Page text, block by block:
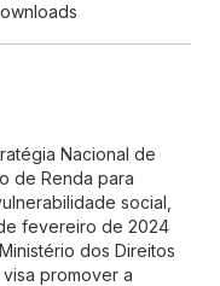
Nacional de
de Renda para
social,
fevereiro de 2024
dos Direitos
visa promover a